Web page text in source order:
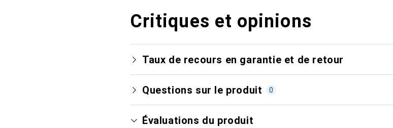
Critiques et opinions
Taux de recours en garantie et de retour
Questions sur le produit 0
Évaluations du produit